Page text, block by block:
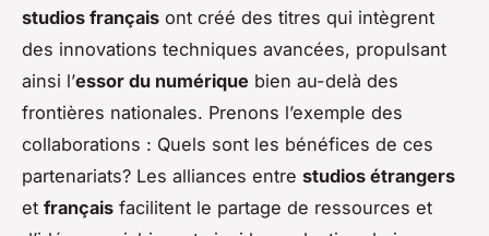
studios français ont créé des titres qui intègrent
des innovations techniques avancées, propulsant
ainsi l’essor du numérique bien au-delà des
frontières nationales. Prenons l’exemple des
collaborations : Quels sont les bénéfices de ces
partenariats? Les alliances entre studios étrangers
et français facilitent le partage de ressources et